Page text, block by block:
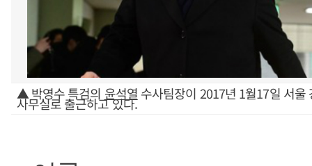
▲ 박영수 특검의 윤석열 수사팀장이 2017년 1월17일 서울
사무실로 출근하고 있다.